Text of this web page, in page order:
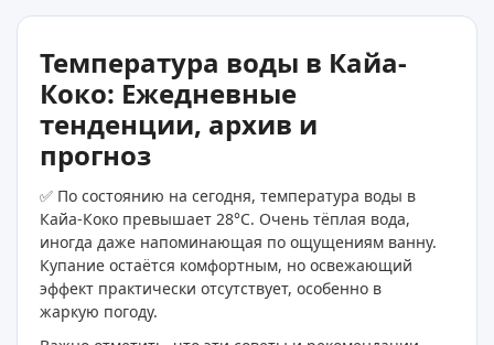
Температура воды в Кайа-
Коко: Ежедневные
тенденции, архив и
прогноз
✅ По состоянию на сегодня, температура воды в
Кайа-Коко превышает 28°C. Очень тёплая вода,
иногда даже напоминающая по ощущениям ванну.
Купание остаётся комфортным, но освежающий
эффект практически отсутствует, особенно в
жаркую погоду.